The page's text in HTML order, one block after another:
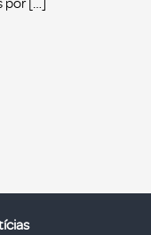
por […]